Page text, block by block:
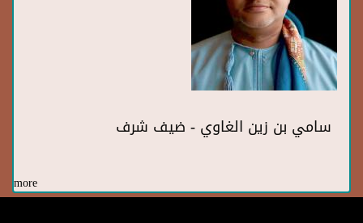
سامي بن زين الغاوي - ضيف شرف
more